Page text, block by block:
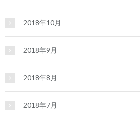
2018年10月
2018年9月
2018年8月
2018年7月